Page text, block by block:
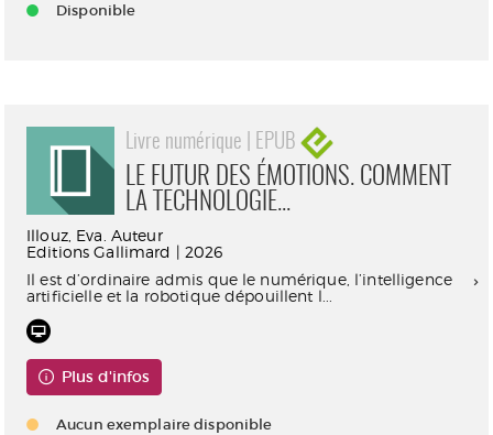
Disponible
Livre numérique | EPUB
LE FUTUR DES ÉMOTIONS. COMMENT
LA TECHNOLOGIE...
Illouz, Eva. Auteur
Editions Gallimard | 2026
Il est d’ordinaire admis que le numérique, l’intelligence
artificielle et la robotique dépouillent l...
Plus d'infos
Aucun exemplaire disponible